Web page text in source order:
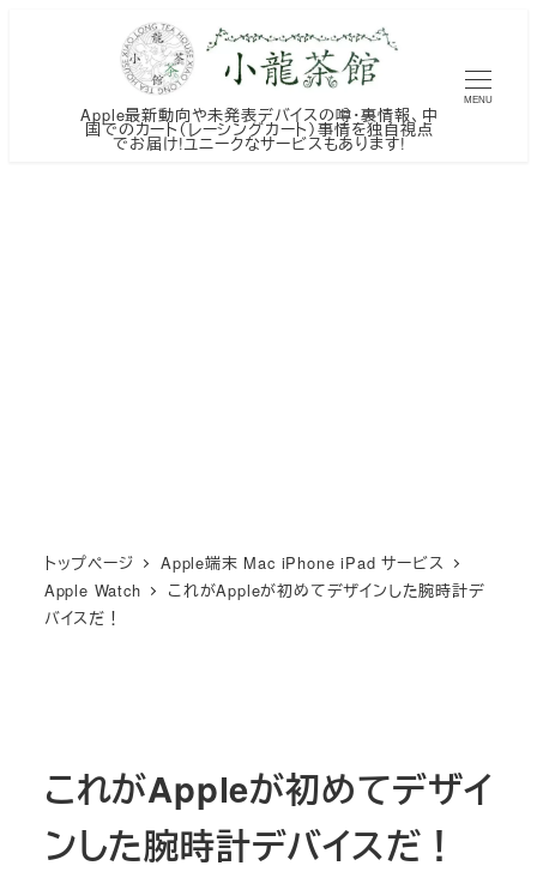
Apple最新動向や未発表デバイスの噂・裏情報、中
国でのカート（レーシングカート）事情を独自視点
でお届け!ユニークなサービスもあります!
MENU
トップページ
Apple端末 Mac iPhone iPad サービス
Apple Watch
これがAppleが初めてデザインした腕時計デ
バイスだ！
これがAppleが初めてデザイ
ンした腕時計デバイスだ！